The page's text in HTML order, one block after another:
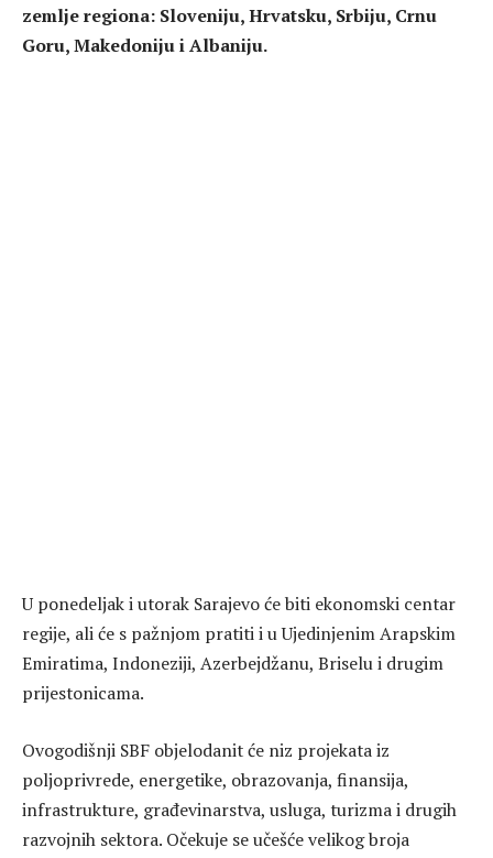
zemlje regiona: Sloveniju, Hrvatsku, Srbiju, Crnu
Goru, Makedoniju i Albaniju.
U ponedeljak i utorak Sarajevo će biti ekonomski centar
regije, ali će s pažnjom pratiti i u Ujedinjenim Arapskim
Emiratima, Indoneziji, Azerbejdžanu, Briselu i drugim
prijestonicama.
Ovogodišnji SBF objelodanit će niz projekata iz
poljoprivrede, energetike, obrazovanja, finansija,
infrastrukture, građevinarstva, usluga, turizma i drugih
razvojnih sektora. Očekuje se učešće velikog broja